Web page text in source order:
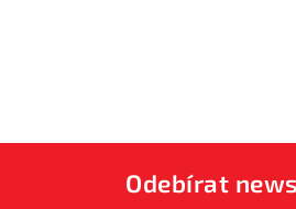
Odebírat